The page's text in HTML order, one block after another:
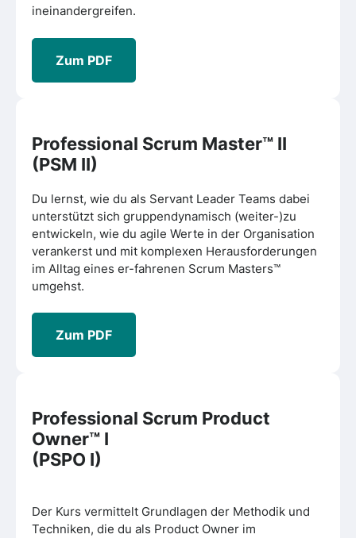
ineinandergreifen.
Zum PDF
Professional Scrum Master™ II
(PSM II)
Du lernst, wie du als Servant Leader Teams dabei
unterstützt sich gruppendynamisch (weiter-)zu
entwickeln, wie du agile Werte in der Organisation
verankerst und mit komplexen Herausforderungen
im Alltag eines er-fahrenen Scrum Masters™
umgehst.
Zum PDF
Professional Scrum Product
Owner™ I
(PSPO I)
Der Kurs vermittelt Grundlagen der Methodik und
Techniken, die du als Product Owner im